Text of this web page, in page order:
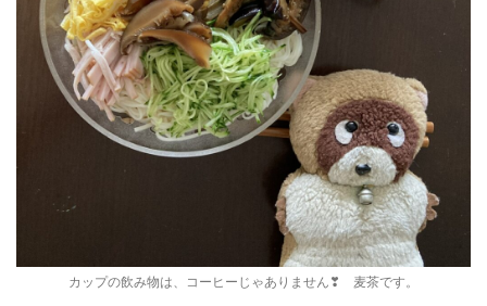
カップの飲み物は、コーヒーじゃありません❣ 麦茶です。